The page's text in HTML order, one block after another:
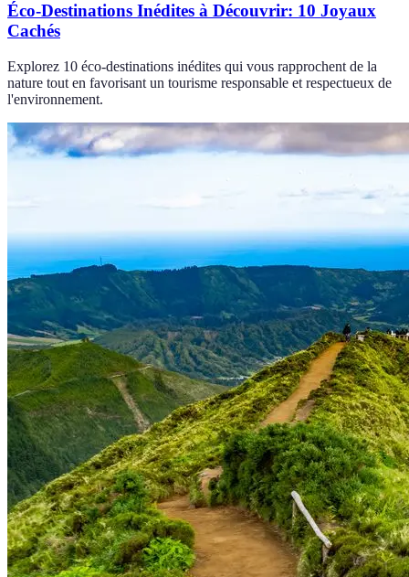
Éco-Destinations Inédites à Découvrir: 10 Joyaux
Cachés
Explorez 10 éco-destinations inédites qui vous rapprochent de la
nature tout en favorisant un tourisme responsable et respectueux de
l'environnement.